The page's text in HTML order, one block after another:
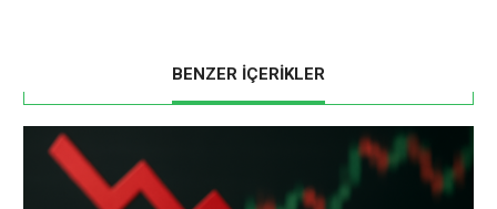
BENZER İÇERİKLER